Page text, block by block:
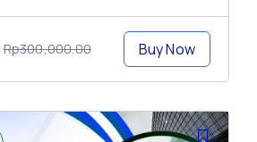
Rp300,000.00 Buy Now